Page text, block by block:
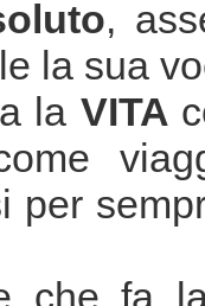
,
la sua
la VITA
per
che fa